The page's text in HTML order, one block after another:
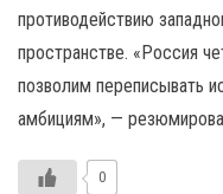
противодействию
пространстве. «Россия
позволим переписывать
амбициям», —
0